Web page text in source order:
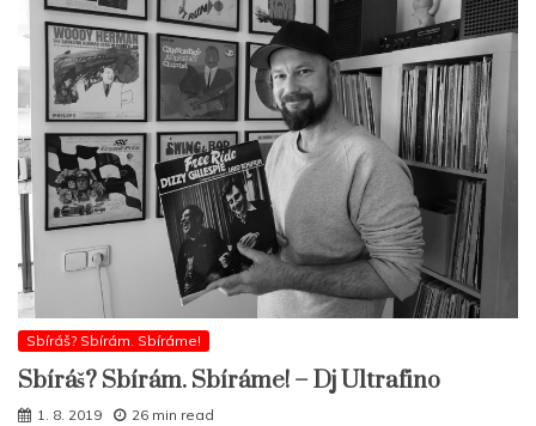
Sbíráš? Sbírám. Sbíráme!
Sbíráš? Sbírám. Sbíráme! – Dj Ultrafino
1. 8. 2019 26 min read